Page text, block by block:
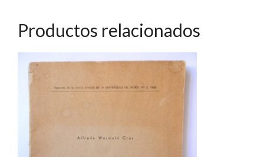
cantidad
Productos relacionados